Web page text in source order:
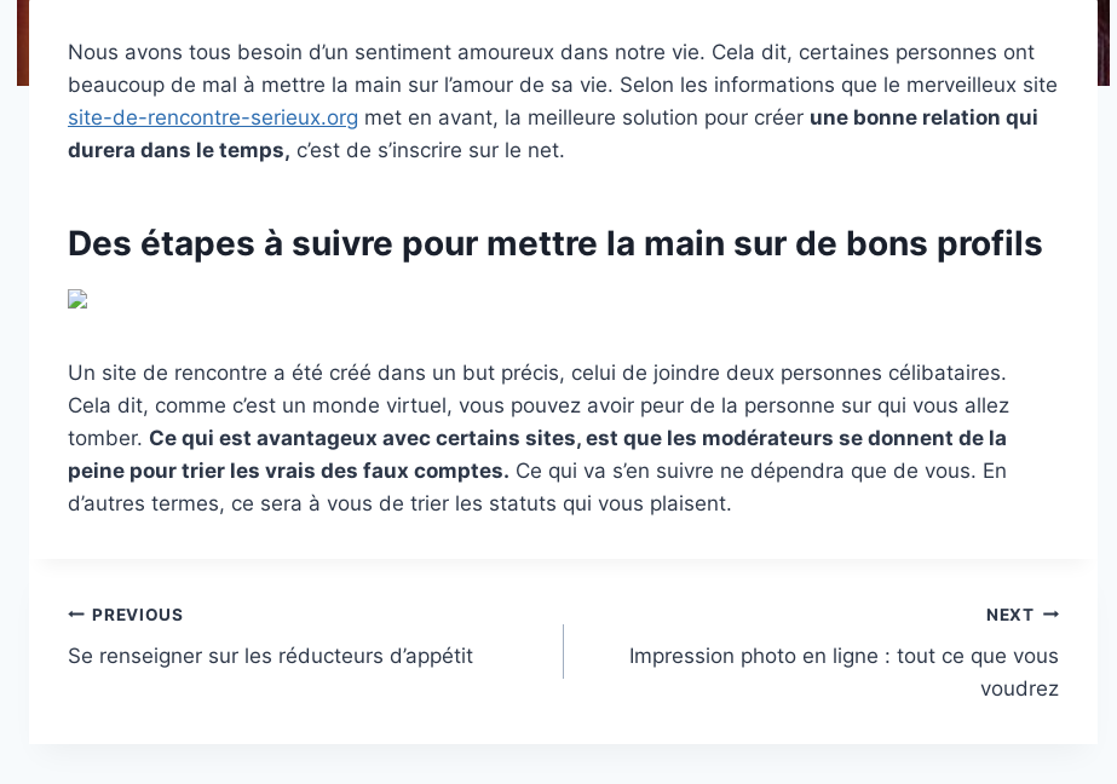
Nous avons tous besoin d’un sentiment amoureux dans notre vie. Cela dit, certaines personnes ont
beaucoup de mal à mettre la main sur l’amour de sa vie. Selon les informations que le merveilleux site
site-de-rencontre-serieux.org met en avant, la meilleure solution pour créer une bonne relation qui
durera dans le temps, c’est de s’inscrire sur le net.
Des étapes à suivre pour mettre la main sur de bons profils
Un site de rencontre a été créé dans un but précis, celui de joindre deux personnes célibataires.
Cela dit, comme c’est un monde virtuel, vous pouvez avoir peur de la personne sur qui vous allez
tomber. Ce qui est avantageux avec certains sites, est que les modérateurs se donnent de la
peine pour trier les vrais des faux comptes. Ce qui va s’en suivre ne dépendra que de vous. En
d’autres termes, ce sera à vous de trier les statuts qui vous plaisent.
Post
navigation
PREVIOUS
Se renseigner sur les réducteurs d’appétit
NEXT
Impression photo en ligne : tout ce que vous
voudrez